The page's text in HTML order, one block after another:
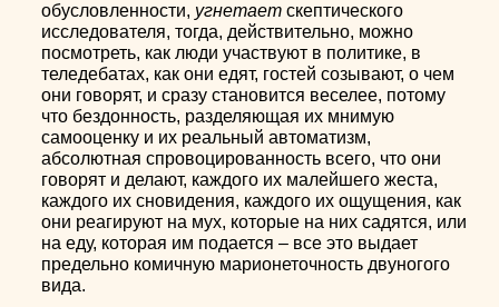
обусловленности, угнетает скептического
исследователя, тогда, действительно, можно
посмотреть, как люди участвуют в политике, в
теледебатах, как они едят, гостей созывают, о чем
они говорят, и сразу становится веселее, потому
что бездонность, разделяющая их мнимую
самооценку и их реальный автоматизм,
абсолютная спровоцированность всего, что они
говорят и делают, каждого их малейшего жеста,
каждого их сновидения, каждого их ощущения, как
они реагируют на мух, которые на них садятся, или
на еду, которая им подается – все это выдает
предельно комичную марионеточность двуногого
вида.